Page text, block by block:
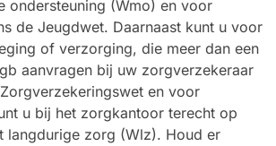
ondersteuning (Wmo) en voor
de Jeugdwet. Daarnaast kunt u voor
of verzorging, die meer dan een
aanvragen bij uw zorgverzekeraar
en voor
u bij het zorgkantoor terecht op
langdurige zorg (Wlz). Houd er